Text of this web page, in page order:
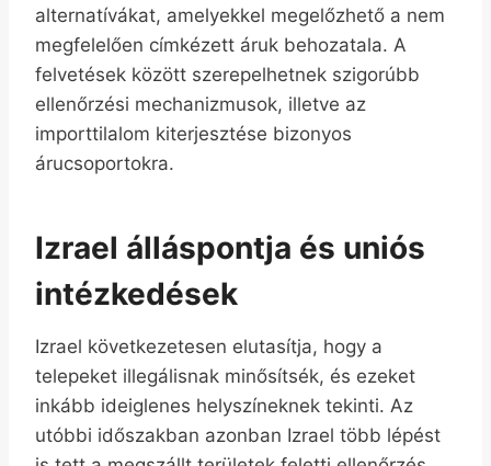
alternatívákat, amelyekkel megelőzhető a nem
megfelelően címkézett áruk behozatala. A
felvetések között szerepelhetnek szigorúbb
ellenőrzési mechanizmusok, illetve az
importtilalom kiterjesztése bizonyos
árucsoportokra.
Izrael álláspontja és uniós
intézkedések
Izrael következetesen elutasítja, hogy a
telepeket illegálisnak minősítsék, és ezeket
inkább ideiglenes helyszíneknek tekinti. Az
utóbbi időszakban azonban Izrael több lépést